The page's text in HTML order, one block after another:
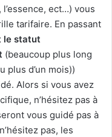
ect…) vous
tarifaire. En passant
le statut
(beaucoup plus long
plus d’un mois))
Alors si vous avez
n’hésitez pas à
vous guidé pas à
pas, les